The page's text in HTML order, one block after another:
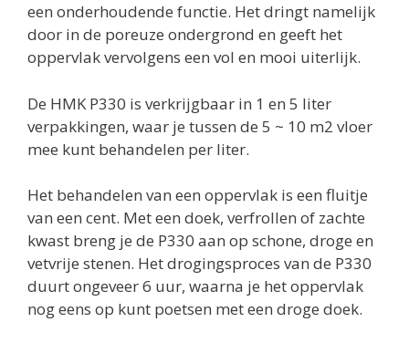
een onderhoudende functie. Het dringt namelijk
door in de poreuze ondergrond en geeft het
oppervlak vervolgens een vol en mooi uiterlijk.
De HMK P330 is verkrijgbaar in 1 en 5 liter
verpakkingen, waar je tussen de 5 ~ 10 m2 vloer
mee kunt behandelen per liter.
Het behandelen van een oppervlak is een fluitje
van een cent. Met een doek, verfrollen of zachte
kwast breng je de P330 aan op schone, droge en
vetvrije stenen. Het drogingsproces van de P330
duurt ongeveer 6 uur, waarna je het oppervlak
nog eens op kunt poetsen met een droge doek.